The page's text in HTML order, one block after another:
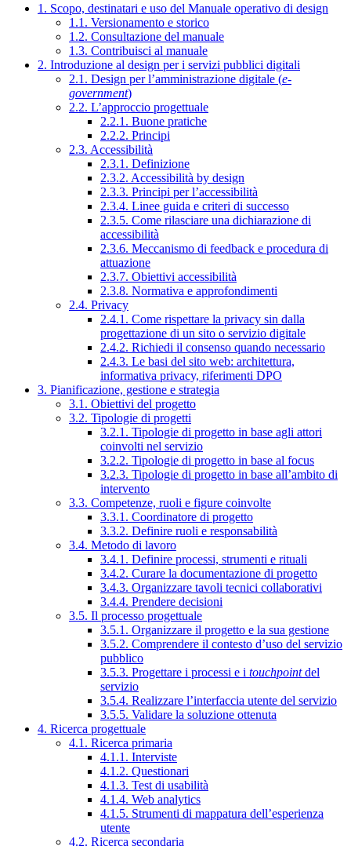
1. Scopo, destinatari e uso del Manuale operativo di design
1.1. Versionamento e storico
1.2. Consultazione del manuale
1.3. Contribuisci al manuale
2. Introduzione al design per i servizi pubblici digitali
2.1. Design per l’amministrazione digitale (e-
government)
2.2. L’approccio progettuale
2.2.1. Buone pratiche
2.2.2. Principi
2.3. Accessibilità
2.3.1. Definizione
2.3.2. Accessibilità by design
2.3.3. Principi per l’accessibilità
2.3.4. Linee guida e criteri di successo
2.3.5. Come rilasciare una dichiarazione di
accessibilità
2.3.6. Meccanismo di feedback e procedura di
attuazione
2.3.7. Obiettivi accessibilità
2.3.8. Normativa e approfondimenti
2.4. Privacy
2.4.1. Come rispettare la privacy sin dalla
progettazione di un sito o servizio digitale
2.4.2. Richiedi il consenso quando necessario
2.4.3. Le basi del sito web: architettura,
informativa privacy, riferimenti DPO
3. Pianificazione, gestione e strategia
3.1. Obiettivi del progetto
3.2. Tipologie di progetti
3.2.1. Tipologie di progetto in base agli attori
coinvolti nel servizio
3.2.2. Tipologie di progetto in base al focus
3.2.3. Tipologie di progetto in base all’ambito di
intervento
3.3. Competenze, ruoli e figure coinvolte
3.3.1. Coordinatore di progetto
3.3.2. Definire ruoli e responsabilità
3.4. Metodo di lavoro
3.4.1. Definire processi, strumenti e rituali
3.4.2. Curare la documentazione di progetto
3.4.3. Organizzare tavoli tecnici collaborativi
3.4.4. Prendere decisioni
3.5. Il processo progettuale
3.5.1. Organizzare il progetto e la sua gestione
3.5.2. Comprendere il contesto d’uso del servizio
pubblico
3.5.3. Progettare i processi e i touchpointdel
servizio
3.5.4. Realizzare l’interfaccia utente del servizio
3.5.5. Validare la soluzione ottenuta
4. Ricerca progettuale
4.1. Ricerca primaria
4.1.1. Interviste
4.1.2. Questionari
4.1.3. Test di usabilità
4.1.4. Web analytics
4.1.5. Strumenti di mappatura dell’esperienza
utente
4.2. Ricerca secondaria